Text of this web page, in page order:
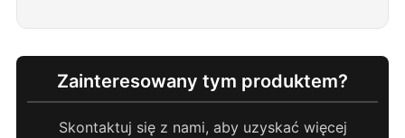
Zainteresowany tym produktem?
Skontaktuj się z nami, aby uzyskać więcej